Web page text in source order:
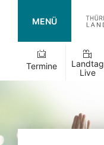
MENÜ
Termine
Landtag
Live